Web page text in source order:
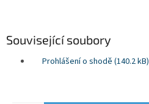
Související soubory
Prohlášení o shodě (140.2 kB)